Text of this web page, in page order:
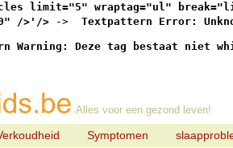
limit="5" wraptag="ul"
/>'/> -> Textpattern Error:
Warning: Deze tag bestaat niet
Alles voor een gezond leven!
Symptomen